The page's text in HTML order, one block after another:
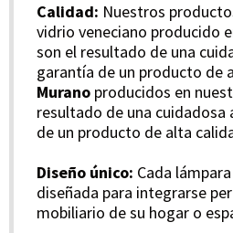
Calidad: Nuestros
vidrio veneciano producido
son el resultado de una
garantía de un producto de
Murano producidos en
resultado de una cuidadosa
de un producto de alta
Diseño único: Cada
diseñada para integrarse
mobiliario de su hogar o